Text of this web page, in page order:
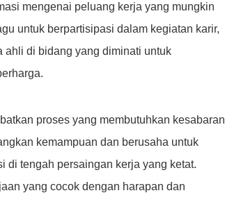
mengenai peluang kerja yang mungkin
untuk berpartisipasi dalam kegiatan karir,
ahli di bidang yang diminati untuk
proses yang membutuhkan kesabaran
kemampuan dan berusaha untuk
di tengah persaingan kerja yang ketat.
yang cocok dengan harapan dan